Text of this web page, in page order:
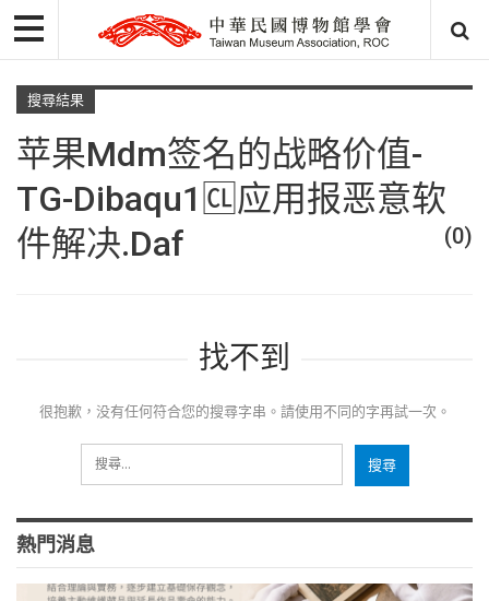
搜尋結果
苹果mdm签名的战略价值-
TG-Dibaqu1🆑应用报恶意软
件解决.daf
(0)
找不到
很抱歉，没有任何符合您的搜尋字串。請使用不同的字再試一次。
熱門消息